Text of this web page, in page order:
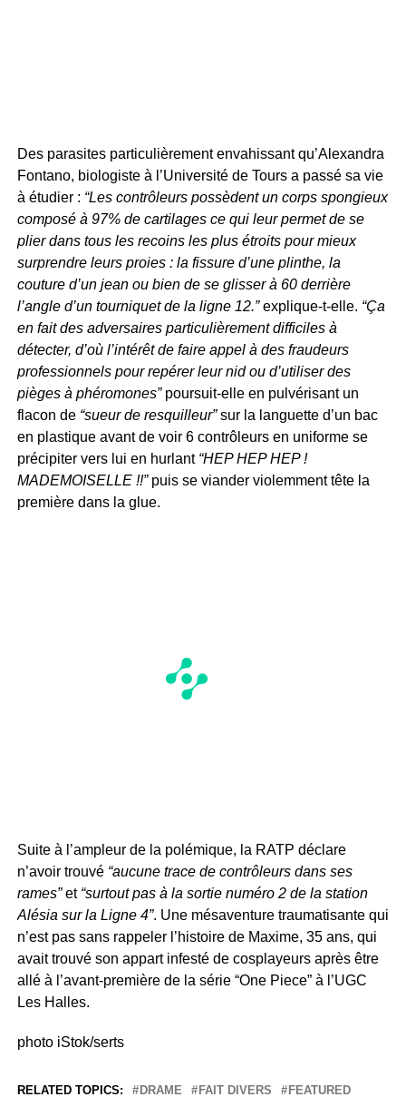
Des parasites particulièrement envahissant qu’Alexandra
Fontano, biologiste à l’Université de Tours a passé sa vie
à étudier : “Les contrôleurs possèdent un corps spongieux
composé à 97% de cartilages ce qui leur permet de se
plier dans tous les recoins les plus étroits pour mieux
surprendre leurs proies : la fissure d’une plinthe, la
couture d’un jean ou bien de se glisser à 60 derrière
l’angle d’un tourniquet de la ligne 12.”explique-t-elle. “Ça
en fait des adversaires particulièrement difficiles à
détecter, d’où l’intérêt de faire appel à des fraudeurs
professionnels pour repérer leur nid ou d’utiliser des
pièges à phéromones” poursuit-elle en pulvérisant un
flacon de “sueur de resquilleur”sur la languette d’un bac
en plastique avant de voir 6 contrôleurs en uniforme se
précipiter vers lui en hurlant “HEP HEP HEP !
MADEMOISELLE !!” puis se viander violemment tête la
première dans la glue.
Suite à l’ampleur de la polémique, la RATP déclare
n’avoir trouvé “aucune trace de contrôleurs dans ses
rames”et “surtout pas à la sortie numéro 2 de la station
Alésia sur la Ligne 4”. Une mésaventure traumatisante qui
n’est pas sans rappeler l’histoire de Maxime, 35 ans, qui
avait trouvé son appart infesté de cosplayeurs après être
allé à l’avant-première de la série “One Piece” à l’UGC
Les Halles.
photo iStok/serts
RELATED TOPICS: DRAME FAIT DIVERS FEATURED